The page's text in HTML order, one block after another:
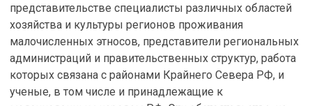
представительстве специалисты различных областей
хозяйства и культуры регионов проживания
малочисленных этносов, представители региональных
администраций и правительственных структур, работа
которых связана с районами Крайнего Севера РФ, и
ученые, в том числе и принадлежащие к